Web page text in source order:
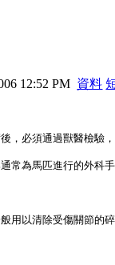
12:52 PM 資料
，必須通過獸醫檢驗
常為馬匹進行的外科
用以清除受傷關節的